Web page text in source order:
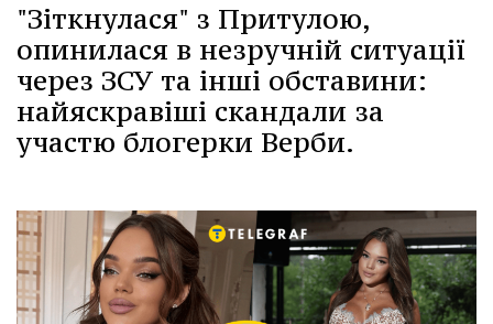
"Зіткнулася" з Притулою,
опинилася в незручній ситуації
через ЗСУ та інші обставини:
найяскравіші скандали за
участю блогерки Верби.